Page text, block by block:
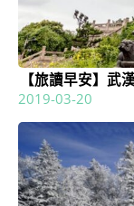
【旅讀早安】武
2019-03-20